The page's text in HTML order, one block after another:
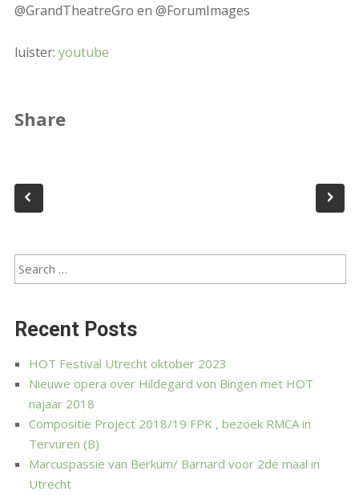
@GrandTheatreGro en @ForumImages
luister: youtube
Share
Recent Posts
HOT Festival Utrecht oktober 2023
Nieuwe opera over Hildegard von Bingen met HOT
najaar 2018
Compositie Project 2018/19 FPK , bezoek RMCA in
Tervuren (B)
Marcuspassie van Berkum/ Barnard voor 2de maal in
Utrecht